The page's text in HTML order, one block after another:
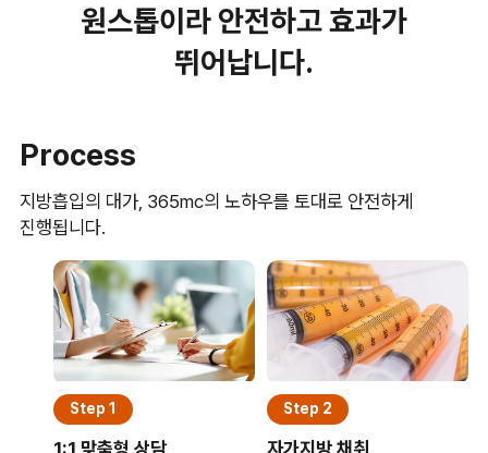
원스톱이라 안전하고 효과가
뛰어납니다.
Process
지방흡입의 대가, 365mc의 노하우를 토대로 안전하게
진행됩니다.
Step 1
1:1 맞춤형 상담
Step 2
자가지방 채취